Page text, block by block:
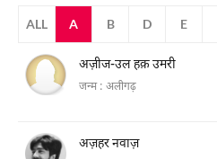
ALL A B D E
अज़ीज-उल हक़ उमरी
जन्म : अलीगढ़
अज़हर नवाज़